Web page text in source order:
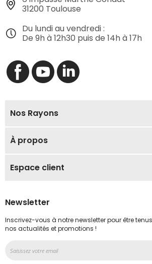
31200 Toulouse
Du lundi au vendredi :
De 9h à 12h30 puis de 14h à 17h
Nos Rayons
À propos
Espace client
Newsletter
Inscrivez-vous à notre newsletter pour être
nos actualités et promotions !